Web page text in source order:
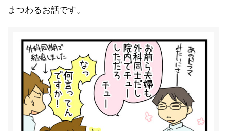
まつわるお話です。